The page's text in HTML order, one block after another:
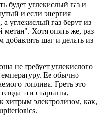
будет углекислый газ и
и если энергия
а углекислый газ берут из
метан". Хотя опять же, раз
добавлять шаг и делать из
не требует углекислого
Ее обычно
топлива. Греть это
эти стартапы,
хитрым электролизом, как,